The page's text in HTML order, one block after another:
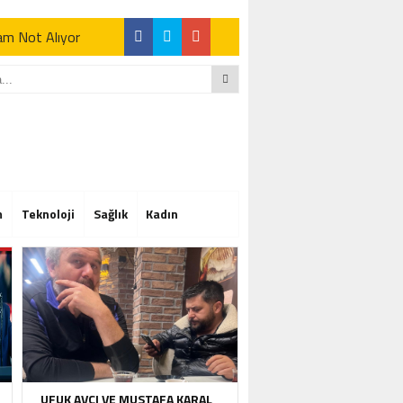
Not Alıyor
Not Alıyor
Teknoloji Sağlık Kadın
UFUK AVCI VE MUSTAFA KARAL